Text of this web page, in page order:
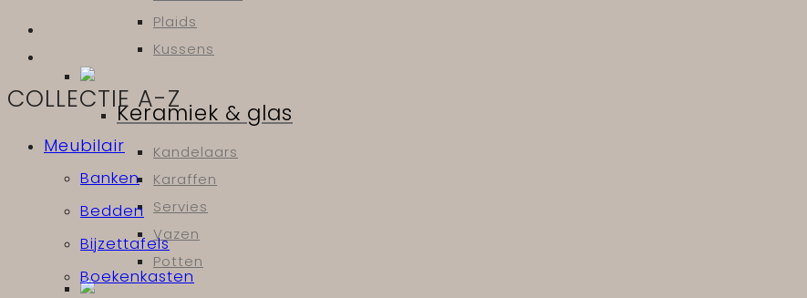
Plaids
Kussens
Keramiek & glas
Kandelaars
Karaffen
Servies
Vazen
Potten
COLLECTIE A-Z
Meubilair
Banken
Bedden
Bijzettafels
Boekenkasten